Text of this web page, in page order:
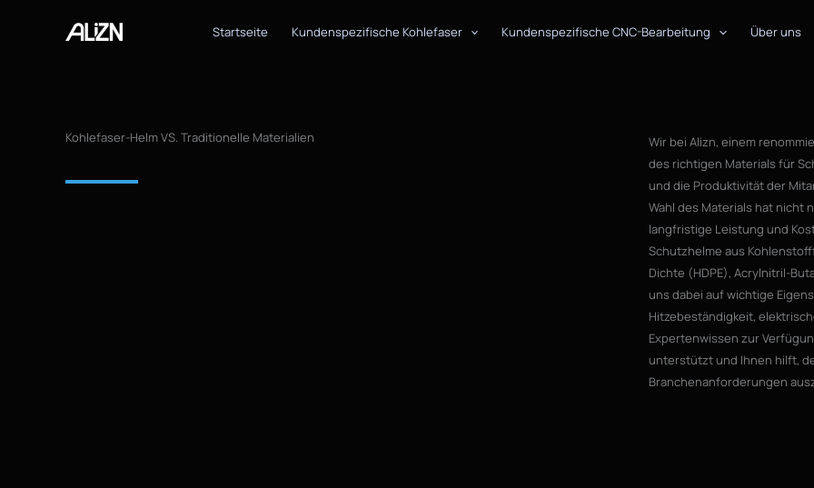
Startseite Kundenspezifische Kohlefaser Kundenspezifische CNC-Bearbeitung Über uns
Kohlefaser-Helm VS. Traditionelle Materialien
Wir bei Alizn, einem
des richtigen Materials für
und die Produktivität der
Wahl des Materials hat nicht
langfristige Leistung und
Schutzhelme aus
Dichte (HDPE), Acrylnitril-
uns dabei auf wichtige
Hitzebeständigkeit,
Expertenwissen zur
unterstützt und Ihnen hilft,
Branchenanforderungen